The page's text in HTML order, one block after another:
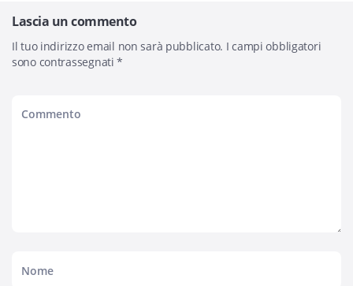
Lascia un commento
Il tuo indirizzo email non sarà pubblicato. I campi obbligatori
sono contrassegnati*